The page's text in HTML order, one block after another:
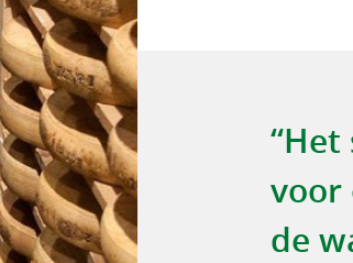
voor
de